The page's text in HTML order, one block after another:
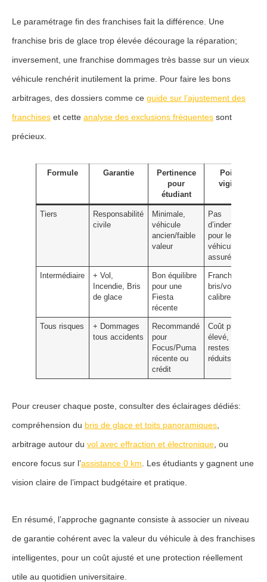
Le paramétrage fin des franchises fait la différence. Une
franchise bris de glace trop élevée décourage la réparation;
inversement, une franchise dommages très basse sur un vieux
véhicule renchérit inutilement la prime. Pour faire les bons
arbitrages, des dossiers comme ce guide sur l’ajustement des
franchises et cette analyse des exclusions fréquentes sont
précieux.
Formule Garantie
Pertinence
pour
étudiant
Point de
vigilance
Tiers
Responsabilité
civile
Minimale,
véhicule
ancien/faible
valeur
Pas
d’indemnisation
pour le
véhicule
assuré en tort
Intermédiaire
+ Vol,
Incendie, Bris
de glace
Bon équilibre
pour une
Fiesta
récente
Franchises
bris/vol à
calibrer
Tous risques
+ Dommages
tous accidents
Recommandé
pour
Focus/Puma
récente ou
crédit
Coût plus
élevé, mais
restes à charge
réduits
Pour creuser chaque poste, consulter des éclairages dédiés:
compréhension du bris de glace et toits panoramiques
arbitrage autour du vol avec effraction et électronique , ou
encore focus sur l’assistance 0 km . Les étudiants y gagnent une
vision claire de l’impact budgétaire et pratique.
En résumé, l’approche gagnante consiste à associer un niveau
de garantie cohérent avec la valeur du véhicule à des franchises
intelligentes, pour un coût ajusté et une protection réellement
utile au quotidien universitaire.